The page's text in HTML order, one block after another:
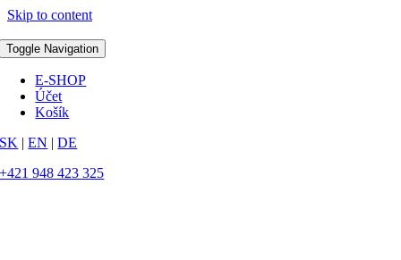
Skip to content
Toggle Navigation
E-SHOP
Účet
Košík
SK |EN |DE
+421 948 423 325